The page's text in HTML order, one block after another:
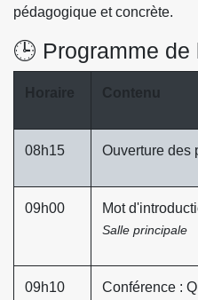
pédagogique et concrète.
🕒 Programme de
Horaire Contenu
08h15 Ouverture des
09h00 Mot
Salle principale
09h10 Conférence :